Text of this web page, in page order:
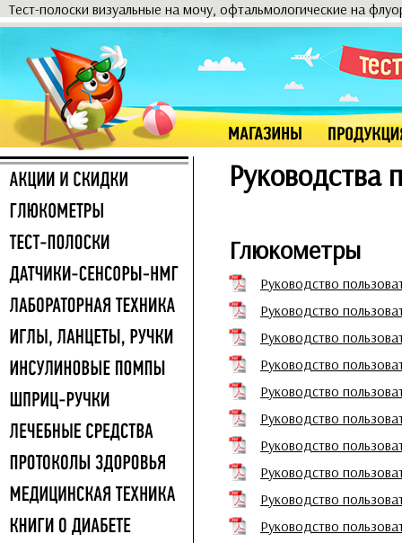
Тест-полоски визуальные на мочу, офтальмологические на
Руководства
Глюкометры
Руководство
Руководство
Руководство
Руководство
Руководство
Руководство
Руководство
Руководство
Руководство
Руководство